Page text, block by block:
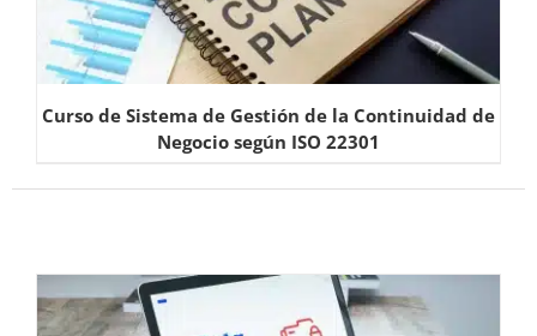
Curso de Sistema de Gestión de la Continuidad de
Negocio según ISO 22301